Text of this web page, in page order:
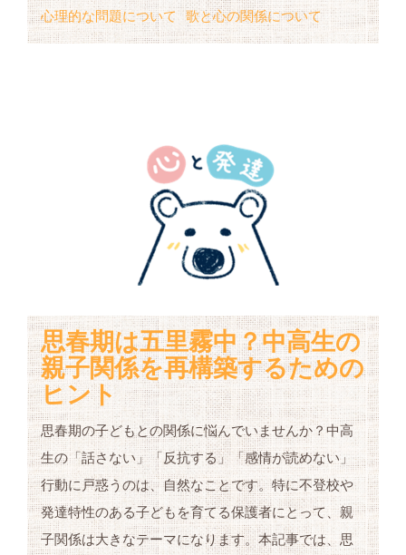
心理的な問題について 歌と心の関係について
思春期は五里霧中？中高生の
親子関係を再構築するための
ヒント
思春期の子どもとの関係に悩んでいませんか？中高
生の「話さない」「反抗する」「感情が読めない」
行動に戸惑うのは、自然なことです。特に不登校や
発達特性のある子どもを育てる保護者にとって、親
子関係は大きなテーマになります。本記事では、思